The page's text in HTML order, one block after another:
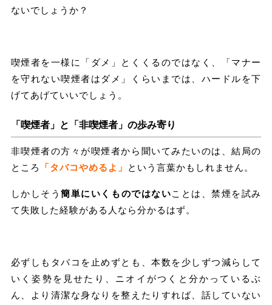
ないでしょうか？
喫煙者を一様に「ダメ」とくくるのではなく、「マナー
を守れない喫煙者はダメ」くらいまでは、ハードルを下
げてあげていいでしょう。
「喫煙者」と「非喫煙者」の歩み寄り
非喫煙者の方々が喫煙者から聞いてみたいのは、結局の
ところ
「タバコやめるよ」 という言葉かもしれません。
しかしそう簡単にいくものではないことは、禁煙を試み
て失敗した経験がある人なら分かるはず。
必ずしもタバコを止めずとも、本数を少しずつ減らして
いく姿勢を見せたり、ニオイがつくと分かっているぶ
ん、より清潔な身なりを整えたりすれば、話していない